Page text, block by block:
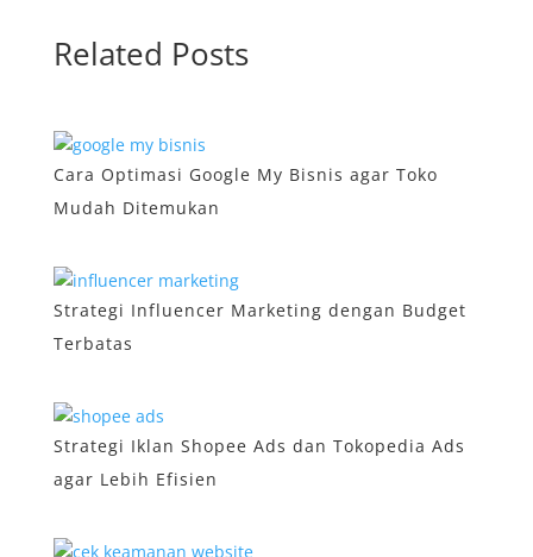
Related Posts
Cara Optimasi Google My Bisnis agar Toko
Mudah Ditemukan
Strategi Influencer Marketing dengan Budget
Terbatas
Strategi Iklan Shopee Ads dan Tokopedia Ads
agar Lebih Efisien